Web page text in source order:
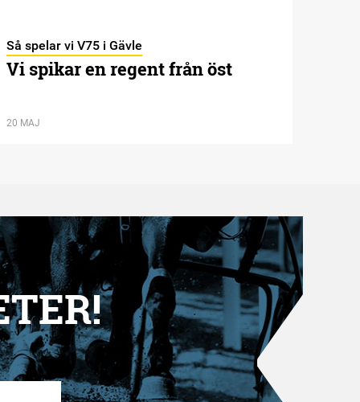
Så spelar vi V75 i Gävle
Vi spikar en regent från öst
20 MAJ